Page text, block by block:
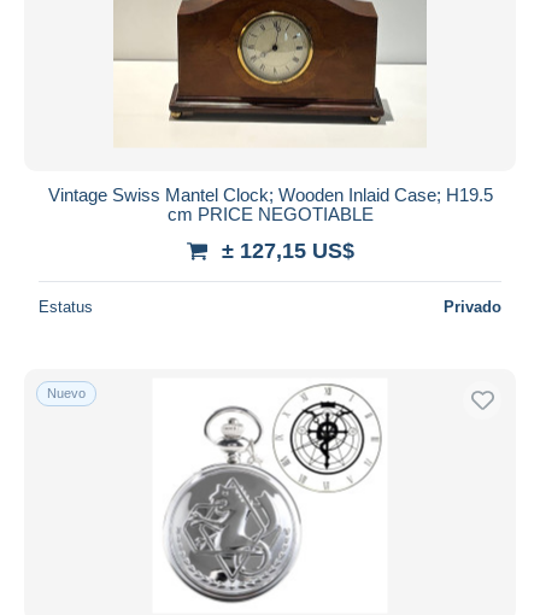
Vintage Swiss Mantel Clock; Wooden Inlaid Case; H19.5
cm PRICE NEGOTIABLE
± 127,15 US$
Estatus Privado
Nuevo